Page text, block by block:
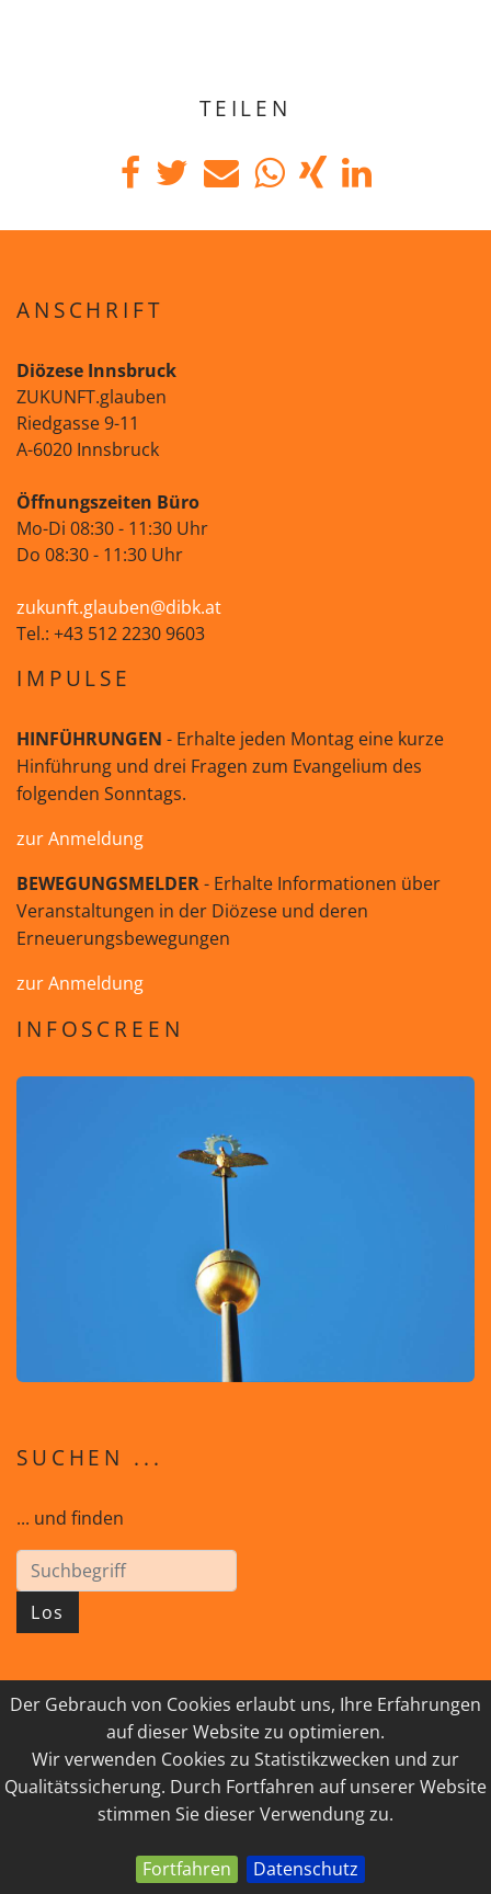
Der Gebrauch von Cookies erlaubt uns, Ihre Erfahrungen
auf dieser Website zu optimieren.
Wir verwenden Cookies zu Statistikzwecken und zur
Qualitätssicherung. Durch Fortfahren auf unserer Website
stimmen Sie dieser Verwendung zu.
Fortfahren Datenschutz
TEILEN
ANSCHRIFT
Diözese Innsbruck
ZUKUNFT.glauben
Riedgasse 9-11
A-6020 Innsbruck
Öffnungszeiten Büro
Mo-Di 08:30 - 11:30 Uhr
Do 08:30 - 11:30 Uhr
zukunft.glauben@dibk.at
Tel.: +43 512 2230 9603
IMPULSE
HINFÜHRUNGEN - Erhalte jeden Montag eine kurze
Hinführung und drei Fragen zum Evangelium des
folgenden Sonntags.
zur Anmeldung
BEWEGUNGSMELDER- Erhalte Informationen über
Veranstaltungen in der Diözese und deren
Erneuerungsbewegungen
zur Anmeldung
INFOSCREEN
SUCHEN ...
... und finden
Los
© 2026 GEISTreich - Diözese Innsbruck
IMPRESSUM
LINKSAMMLUNG
DATENSCHUTZ
KONTAKT
powered by webEdition CMS